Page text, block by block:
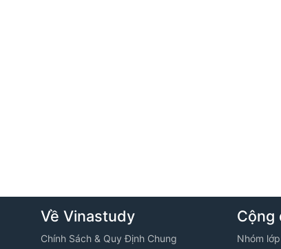
1.
Về Vinastudy
Chính Sách & Quy Định Chung
Cộng
Nhóm lớp